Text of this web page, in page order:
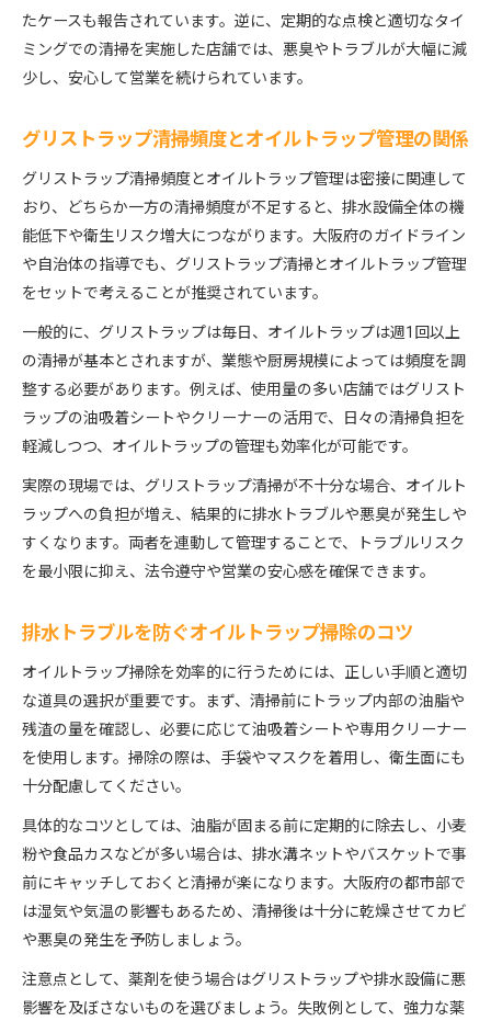
たケースも報告されています。逆に、定期的な点検と適切なタイ
ミングでの清掃を実施した店舗では、悪臭やトラブルが大幅に減
少し、安心して営業を続けられています。
グリストラップ清掃頻度とオイルトラップ管理の関係
グリストラップ清掃頻度とオイルトラップ管理は密接に関連して
おり、どちらか一方の清掃頻度が不足すると、排水設備全体の機
能低下や衛生リスク増大につながります。大阪府のガイドライン
や自治体の指導でも、グリストラップ清掃とオイルトラップ管理
をセットで考えることが推奨されています。
一般的に、グリストラップは毎日、オイルトラップは週1回以上
の清掃が基本とされますが、業態や厨房規模によっては頻度を調
整する必要があります。例えば、使用量の多い店舗ではグリスト
ラップの油吸着シートやクリーナーの活用で、日々の清掃負担を
軽減しつつ、オイルトラップの管理も効率化が可能です。
実際の現場では、グリストラップ清掃が不十分な場合、オイルト
ラップへの負担が増え、結果的に排水トラブルや悪臭が発生しや
すくなります。両者を連動して管理することで、トラブルリスク
を最小限に抑え、法令遵守や営業の安心感を確保できます。
排水トラブルを防ぐオイルトラップ掃除のコツ
オイルトラップ掃除を効率的に行うためには、正しい手順と適切
な道具の選択が重要です。まず、清掃前にトラップ内部の油脂や
残渣の量を確認し、必要に応じて油吸着シートや専用クリーナー
を使用します。掃除の際は、手袋やマスクを着用し、衛生面にも
十分配慮してください。
具体的なコツとしては、油脂が固まる前に定期的に除去し、小麦
粉や食品カスなどが多い場合は、排水溝ネットやバスケットで事
前にキャッチしておくと清掃が楽になります。大阪府の都市部で
は湿気や気温の影響もあるため、清掃後は十分に乾燥させてカビ
や悪臭の発生を予防しましょう。
注意点として、薬剤を使う場合はグリストラップや排水設備に悪
影響を及ぼさないものを選びましょう。失敗例として、強力な薬